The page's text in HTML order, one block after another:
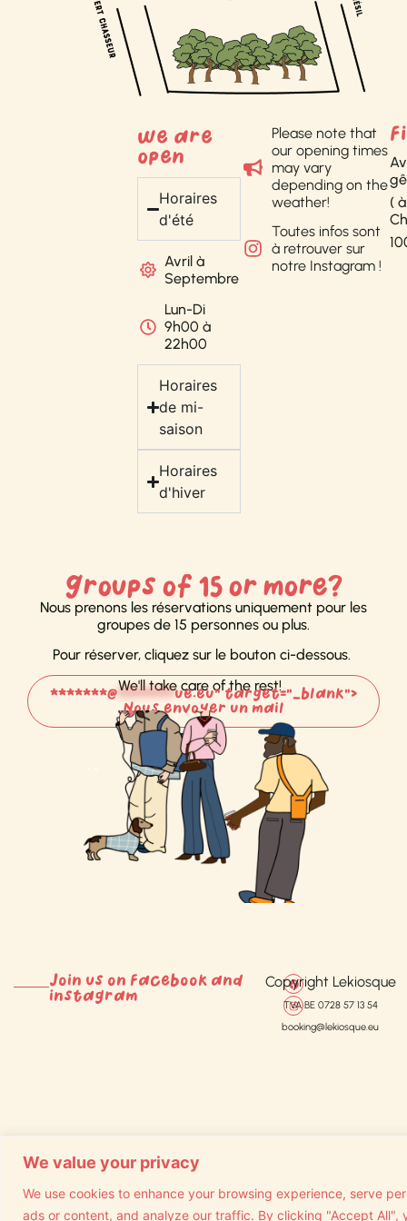
We value your privacy
We use cookies to enhance your browsing experience, serve
ads or content, and analyze our traffic. By clicking "Accept All",
We are
open
Horaires
d'été
Avril à
Septembre
Lun-Di
9h00 à
22h00
Horaires
de mi-
saison
Horaires
d'hiver
Please note that
our opening times
may vary
depending on the
weather!
Toutes infos sont
à retrouver sur
notre Instagram !
(
Groups of 15 or more?
Nous prenons les réservations uniquement pour les
groupes de 15 personnes ou plus.
Pour réserver, cliquez sur le bouton ci-dessous.
We'll take care of the rest!
*******@*******ue.eu" target="_blank">
Nous envoyer un mail
Join us on Facebook and
instagram
Copyright Lekiosque
TVA BE 0728 57 13 54
booking@lekiosque.eu